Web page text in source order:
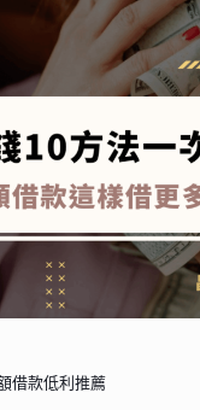
借款低利推薦